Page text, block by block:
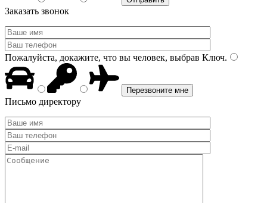
Заказать звонок
Пожалуйста, докажите, что вы человек, выбрав Ключ.
Письмо директору